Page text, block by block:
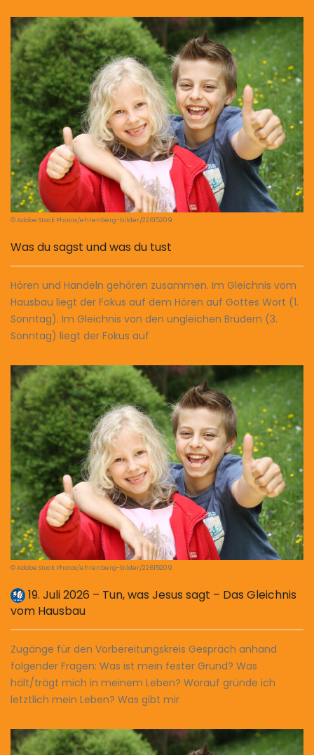
© Adobe Stock Photos/ehrenberg-bilder/22615209
Was du sagst und was du tust
Hören und Handeln gehören zusammen. Im Gleichnis vom
Hausbau liegt der Fokus auf dem Hören auf Gottes Wort (1.
Sonntag). Im Gleichnis von den ungleichen Brüdern (3.
Sonntag) liegt der Fokus auf
© Adobe Stock Photos/ehrenberg-bilder/22615209
19. Juli 2026 – Tun, was Jesus sagt – Das Gleichnis
vom Hausbau
Zugänge für den ­Vorbereitungskreis Gespräch anhand
folgender Fragen: Was ist mein fester Grund? Was
hält/trägt mich in meinem Leben? Worauf gründe ich
letztlich mein Leben? Was gibt mir